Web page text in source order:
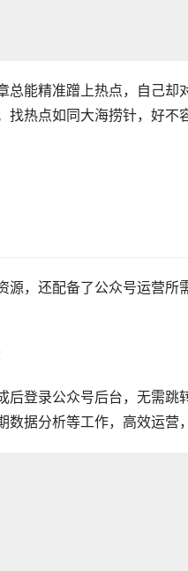
能精准蹭上热点，自己却
找热点如同大海捞针，好
，还配备了公众号运营所
后登录公众号后台，无需跳
据分析等工作，高效运营